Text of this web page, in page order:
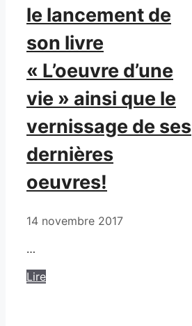
le lancement de
son livre
« L’oeuvre d’une
vie » ainsi que le
vernissage de ses
dernières
oeuvres!
14 novembre 2017
…
Lire